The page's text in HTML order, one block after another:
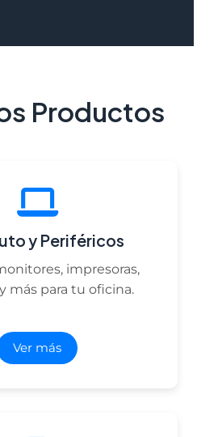
Productos
y Periféricos
impresoras,
más para tu oficina.
Ver más